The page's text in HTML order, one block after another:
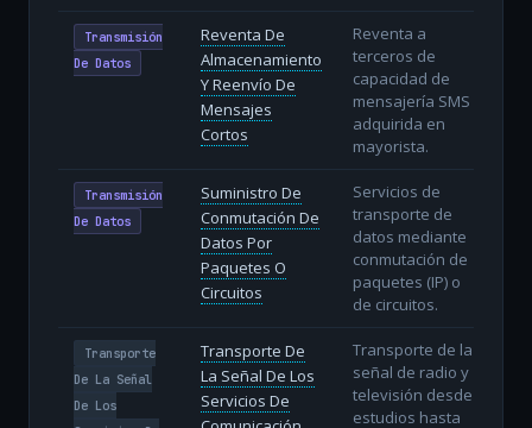
Transmisión
De Datos
Reventa De
Almacenamiento
Y Reenvío De
Mensajes
Cortos
Reventa a
terceros de
capacidad de
mensajería SMS
adquirida en
mayorista.
Transmisión
De Datos
Suministro De
Conmutación De
Datos Por
Paquetes O
Circuitos
Servicios de
transporte de
datos mediante
conmutación de
paquetes (IP) o
de circuitos.
Transporte
De La Señal
De Los
Transporte De
La Señal De Los
Servicios De
Transporte de la
señal de radio y
televisión desde
estudios hasta